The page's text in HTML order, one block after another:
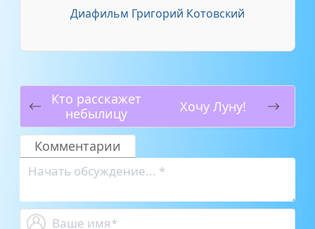
Диафильм Григорий Котовский
Кто расскажет
небылицу
Хочу Луну!
Комментарии